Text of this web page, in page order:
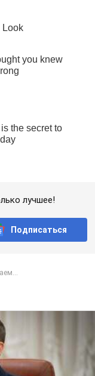
лучшее!
Подписаться